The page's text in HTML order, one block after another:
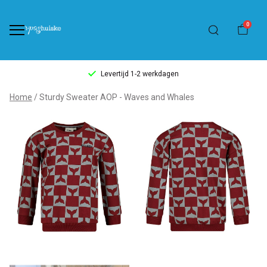
0
Levertijd 1-2 werkdagen
Sturdy
Sweater
AOP
Waves
and
Home Sturdy Sweater AOP - Waves and Whales